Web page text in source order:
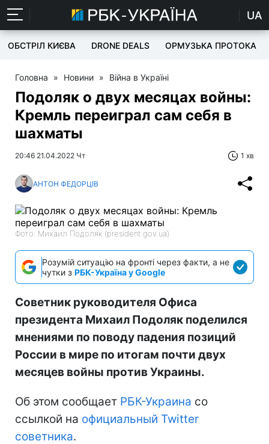
UA
ОБСТРІЛ КИЄВА DRONE DEALS ОРМУЗЬКА ПРОТОКА
Головна » Новини » Війна в Україні
Подоляк о двух месяцах войны:
Кремль переиграл сам себя в
шахматы
20:46 21.04.2022 Чт 1 хв
АНТОН ФЕДОРЦІВ
Фото: Михаил Подоляк (president.gov.ua)
Розумій ситуацію на фронті через факти, а не
чутки з РБК-Україна у Google
Советник руководителя Офиса
президента Михаил Подоляк поделился
мнениями по поводу падения позиций
России в мире по итогам почти двух
месяцев войны против Украины.
Об этом сообщает РБК-Украина со
ссылкой на официальный Twitter
советника.